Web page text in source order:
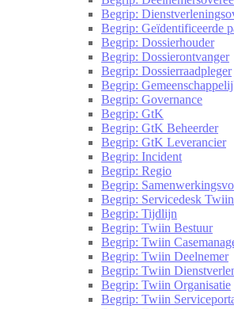
Begrip:
Begrip: Geïdentificeerde
Begrip: Dossierhouder
Begrip: Dossierontvanger
Begrip: Dossierraadpleger
Begrip:
Begrip: Governance
Begrip: GtK
Begrip: GtK Beheerder
Begrip: GtK Leverancier
Begrip: Incident
Begrip: Regio
Begrip:
Begrip: Servicedesk
Begrip: Tijdlijn
Begrip: Twiin Bestuur
Begrip: Twiin
Begrip: Twiin Deelnemer
Begrip: Twiin
Begrip: Twiin Organisatie
Begrip: Twiin